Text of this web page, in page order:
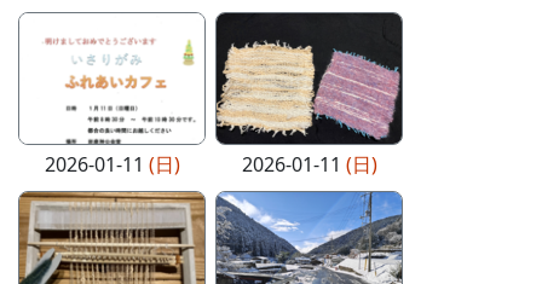
2026-01-11 (日) 2026-01-11 (日)